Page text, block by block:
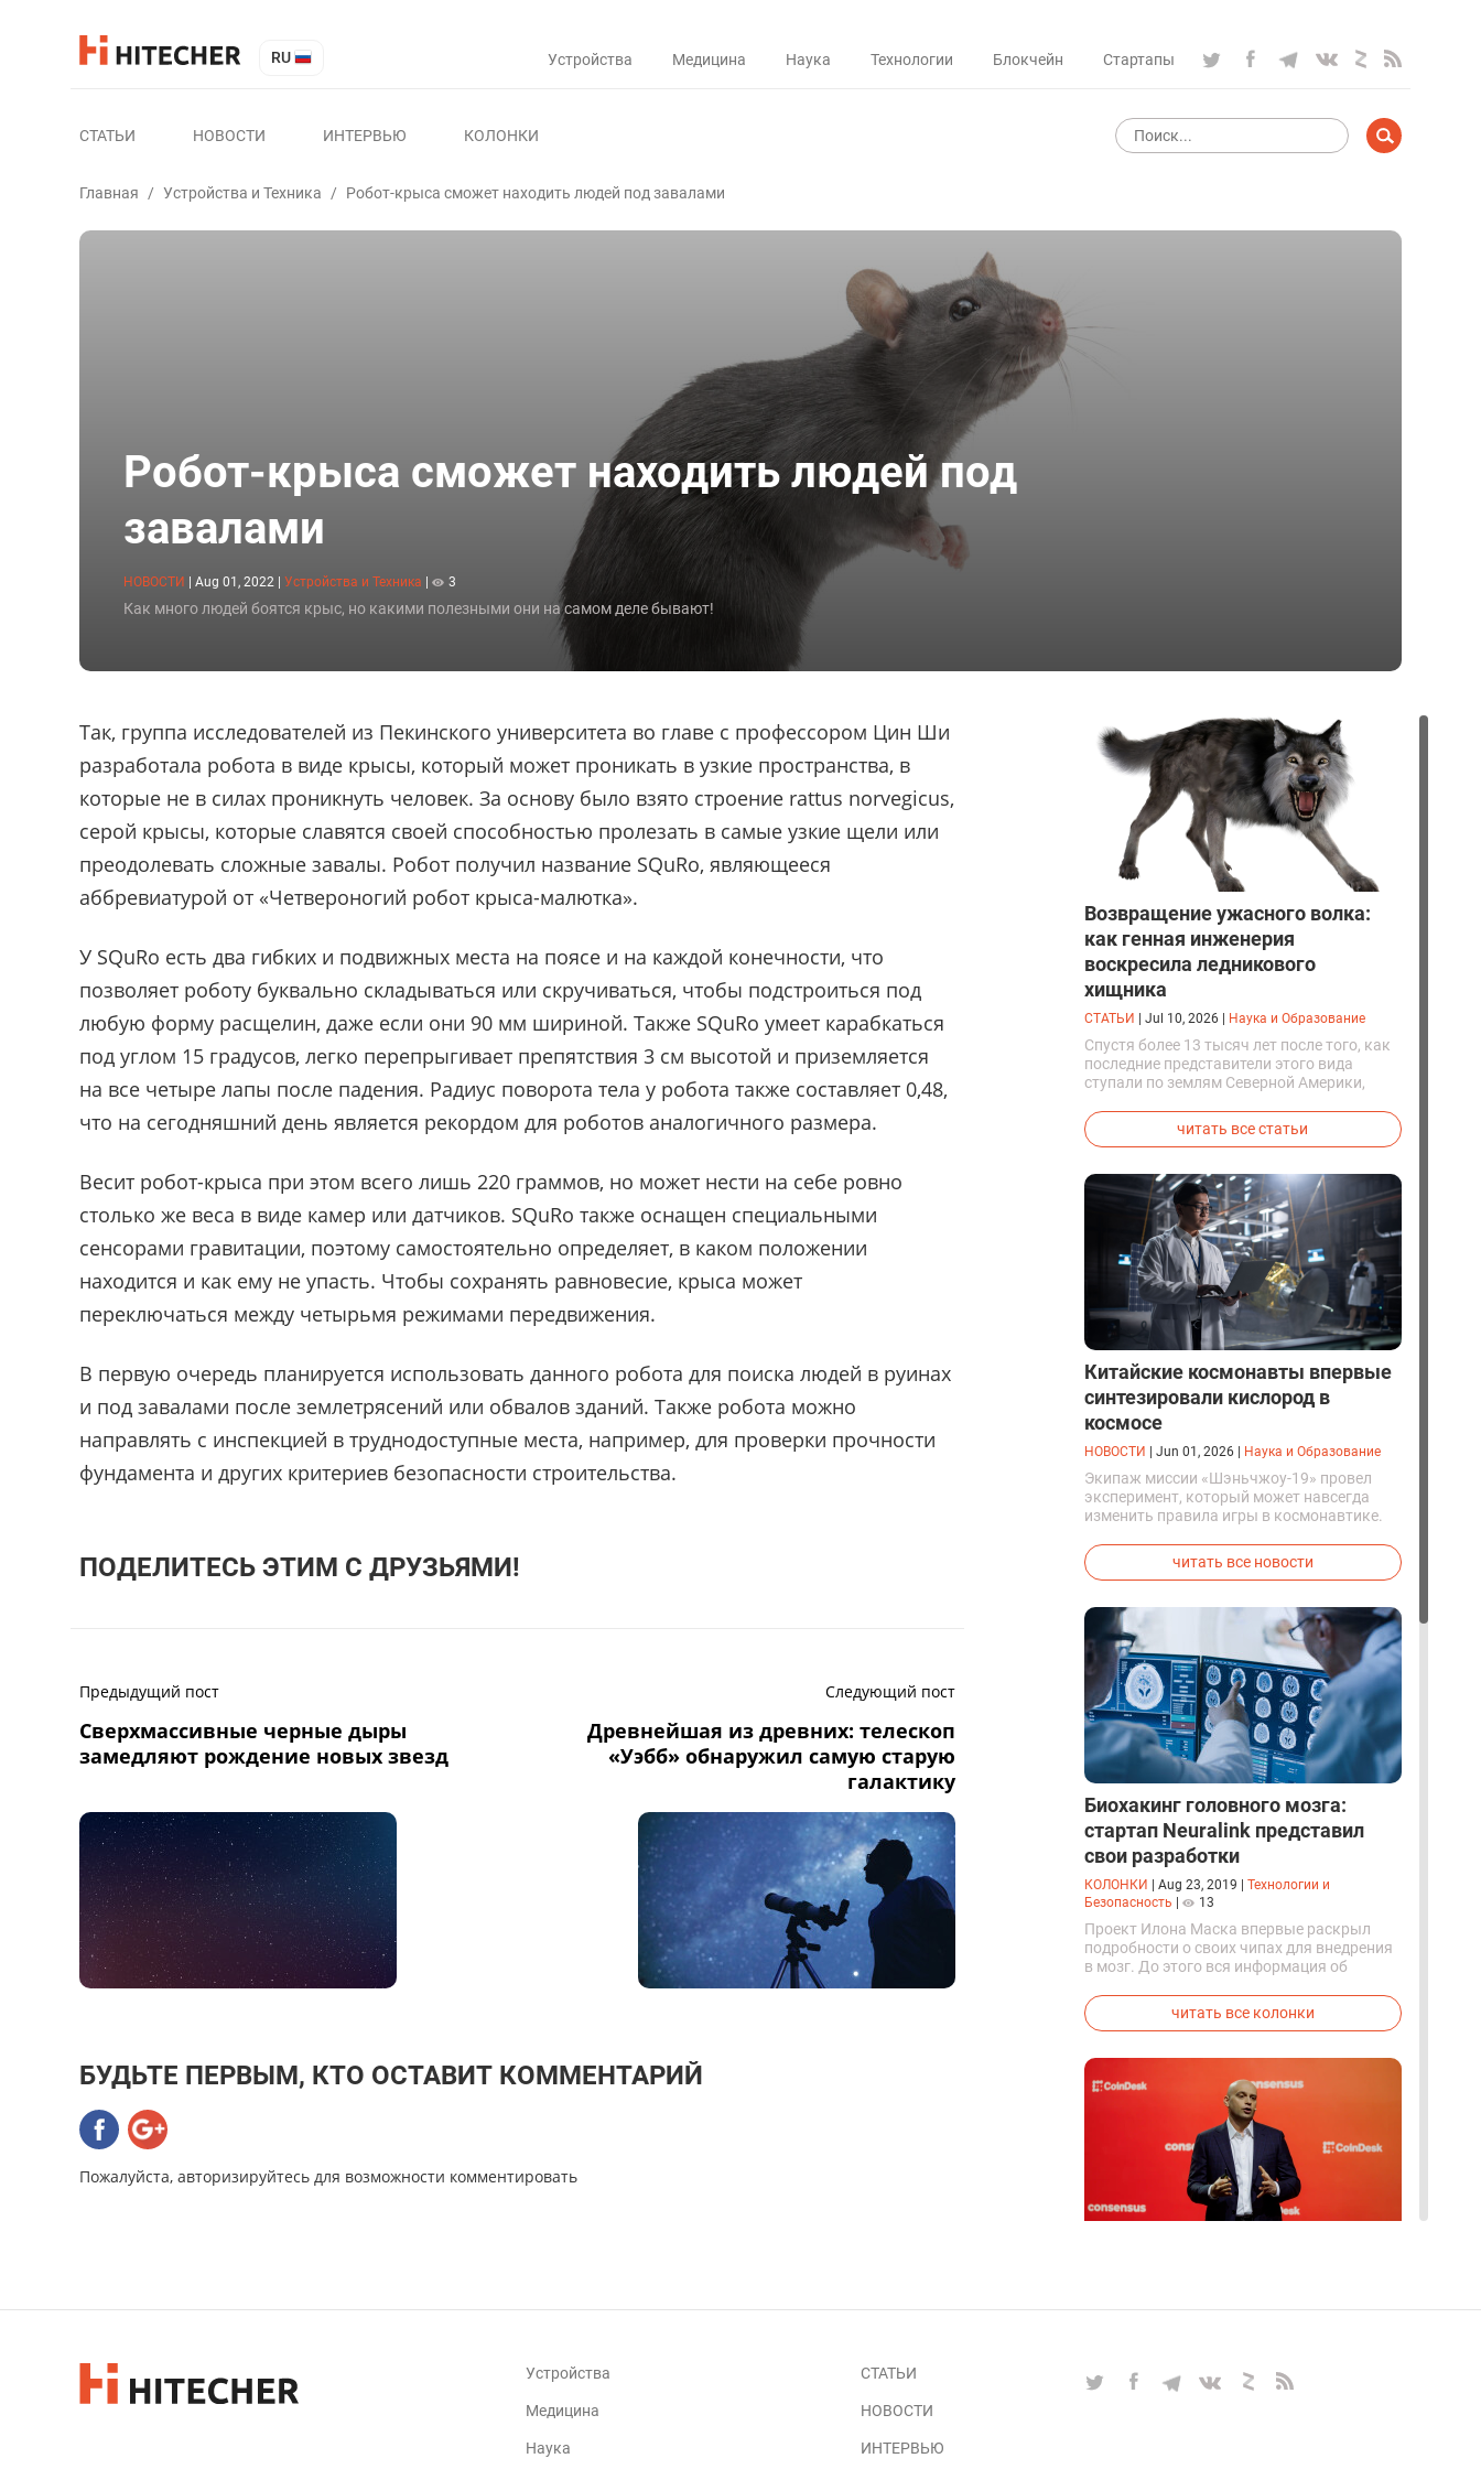
RU Устройства Медицина Наука Технологии Блокчейн Стартапы
СТАТЬИ НОВОСТИ ИНТЕРВЬЮ КОЛОНКИ
Главная / Устройства и Техника / Робот-крыса сможет находить людей под завалами
Робот-крыса сможет находить людей под
завалами
НОВОСТИ | Aug 01, 2022 Устройства и Техника 3
Как много людей боятся крыс, но какими полезными они на самом деле бывают!
Так, группа исследователей из Пекинского университета во главе с профессором Цин Ши
разработала робота в виде крысы, который может проникать в узкие пространства, в
которые не в силах проникнуть человек. За основу было взято строение rattus norvegicus,
серой крысы, которые славятся своей способностью пролезать в самые узкие щели или
преодолевать сложные завалы. Робот получил название SQuRo, являющееся
аббревиатурой от «Четвероногий робот крыса-малютка».
У SQuRo есть два гибких и подвижных места на поясе и на каждой конечности, что
позволяет роботу буквально складываться или скручиваться, чтобы подстроиться под
любую форму расщелин, даже если они 90 мм шириной. Также SQuRo умеет карабкаться
под углом 15 градусов, легко перепрыгивает препятствия 3 см высотой и приземляется
на все четыре лапы после падения. Радиус поворота тела у робота также составляет 0,48,
что на сегодняшний день является рекордом для роботов аналогичного размера.
Весит робот-крыса при этом всего лишь 220 граммов, но может нести на себе ровно
столько же веса в виде камер или датчиков. SQuRo также оснащен специальными
сенсорами гравитации, поэтому самостоятельно определяет, в каком положении
находится и как ему не упасть. Чтобы сохранять равновесие, крыса может
переключаться между четырьмя режимами передвижения.
В первую очередь планируется использовать данного робота для поиска людей в руинах
и под завалами после землетрясений или обвалов зданий. Также робота можно
направлять с инспекцией в труднодоступные места, например, для проверки прочности
фундамента и других критериев безопасности строительства.
ПОДЕЛИТЕСЬ ЭТИМ С ДРУЗЬЯМИ!
Предыдущий пост
Сверхмассивные черные дыры
замедляют рождение новых звезд
Следующий пост
Древнейшая из древних: телескоп
«Уэбб» обнаружил самую старую
галактику
БУДЬТЕ ПЕРВЫМ, КТО ОСТАВИТ КОММЕНТАРИЙ
Пожалуйста, авторизируйтесь для возможности комментировать
Возвращение ужасного волка:
как генная инженерия
воскресила ледникового
хищника
СТАТЬИ Jul 10, 2026 Наука и Образование
Спустя более 13 тысяч лет после того, как
последние представители этого вида
ступали по землям Северной Америки,
вывели первых генетически
модифицированных щенков с фенотипом
читать все статьи
Китайские космонавты впервые
синтезировали кислород в
космосе
НОВОСТИ Jun 01, 2026 Наука и Образование
Экипаж миссии «Шэньчжоу-19» провел
эксперимент, который может навсегда
изменить правила игры в космонавтике.
успешно синтезировали кислород и
компоненты ракетного топлива с
прямо на орбите.
читать все новости
Биохакинг головного мозга:
стартап Neuralink представил
свои разработки
КОЛОНКИ Aug 23, 2019
Технологии и
Безопасность
13
Проект Илона Маска впервые раскрыл
подробности о своих чипах для внедрения
в мозг. До этого вся информация об
читать все колонки
актуальные вопросы
ИНТЕРВЬЮ | Mar 27, 2025 | Крипто и Блокчейн
Устройства
Медицина
Наука
СТАТЬИ
НОВОСТИ
ИНТЕРВЬЮ